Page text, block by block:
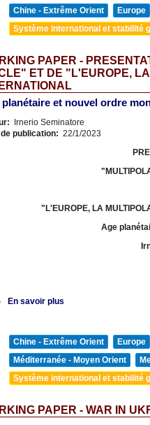
Chine - Extrême Orient Europe
Système international et stabilité
PAPER -
ET DE "L'EUROPE,
planétaire et nouvel ordre
Irnerio Seminatore
de publication: 22/1/2023
"L'EUROPE, LA
Age
En savoir plus
Chine - Extrême Orient Europe
Méditerranée - Moyen Orient
Système international et stabilité
PAPER - WAR IN